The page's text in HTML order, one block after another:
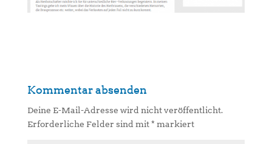
Kommentar absenden
Deine E-Mail-Adresse wird nicht veröffentlicht.
Erforderliche Felder sind mit* markiert